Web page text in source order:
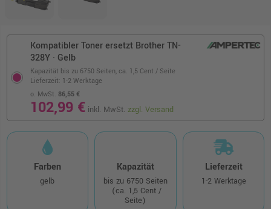
Kompatibler Toner ersetzt Brother TN-
328Y · Gelb
Kapazität bis zu 6750 Seiten, ca. 1,5 Cent / Seite
o. MwSt. 86,55 €
102,99 € inkl. MwSt.zzgl. Versand
Lieferzeit: 1-2 Werktage
Farben
gelb
Kapazität
bis zu 6750 Seiten
(ca. 1,5 Cent /
Seite)
Lieferzeit
1-2 Werktage